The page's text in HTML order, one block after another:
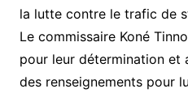
la lutte contre le trafic de
Le commissaire Koné
pour leur détermination et
des renseignements pour